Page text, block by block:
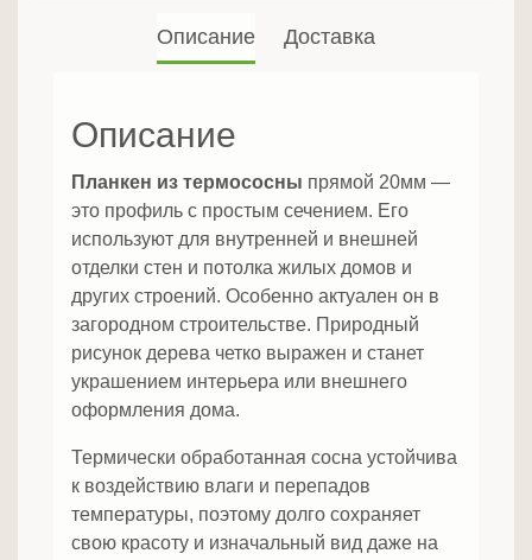
Описание Доставка
Описание
Планкен из термососны прямой 20мм —
это профиль с простым сечением. Его
используют для внутренней и внешней
отделки стен и потолка жилых домов и
других строений. Особенно актуален он в
загородном строительстве. Природный
рисунок дерева четко выражен и станет
украшением интерьера или внешнего
оформления дома.
Термически обработанная сосна устойчива
к воздействию влаги и перепадов
температуры, поэтому долго сохраняет
свою красоту и изначальный вид даже на